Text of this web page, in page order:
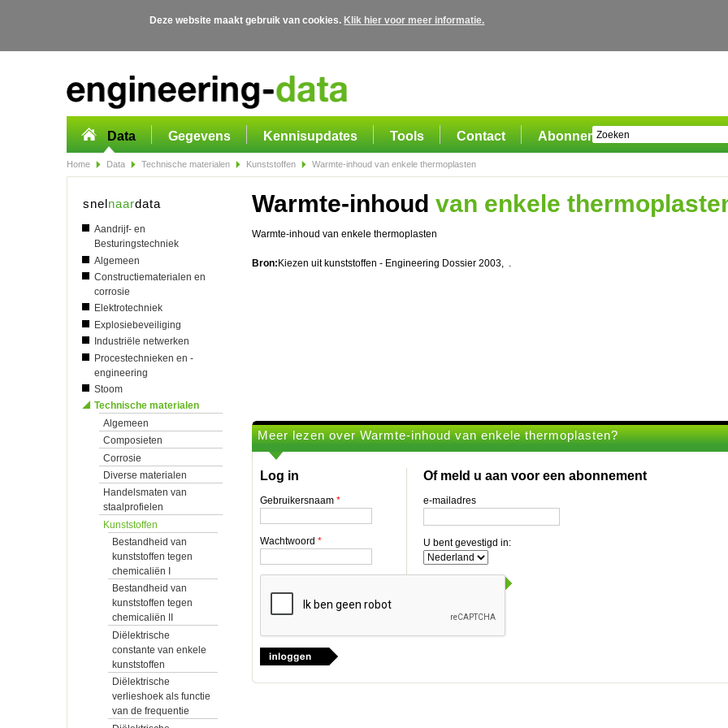
Deze website maakt gebruik van cookies. Klik hier voor meer informatie.
Data Gegevens Kennisupdates Tools Contact Abonnement
Home Data Technische materialen Kunststoffen Warmte-inhoud van enkele thermoplasten
snelnaardata
Aandrijf- en
Besturingstechniek
Algemeen
Constructiematerialen en
corrosie
Elektrotechniek
Explosiebeveiliging
Industriële netwerken
Procestechnieken en -
engineering
Stoom
Technische materialen
Algemeen
Composieten
Corrosie
Diverse materialen
Handelsmaten van
staalprofielen
Kunststoffen
Bestandheid van
kunststoffen tegen
chemicaliën I
Bestandheid van
kunststoffen tegen
chemicaliën II
Diëlektrische
constante van enkele
kunststoffen
Diëlektrische
verlieshoek als functie
van de frequentie
Warmte-inhoud van enkele
Warmte-inhoud van enkele thermoplasten
Bron:Kiezen uit kunststoffen - Engineering Dossier 2003, .
Meer lezen over Warmte-inhoud van enkele thermoplasten?
Log in
Gebruikersnaam *
Wachtwoord *
Of meld u aan voor een abonnement
e-mailadres
U bent gevestigd in: